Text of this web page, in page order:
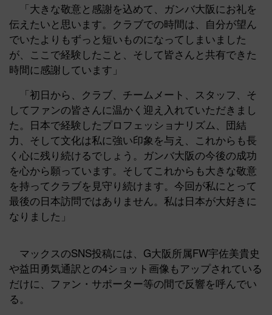
「大きな敬意と感謝を込めて、ガンバ大阪にお礼を
伝えたいと思います。クラブでの時間は、自分が望ん
でいたよりもずっと短いものになってしまいました
が、ここで経験したこと、そして皆さんと共有できた
時間に感謝しています」
「初日から、クラブ、チームメート、スタッフ、そ
してファンの皆さんに温かく迎え入れていただきまし
た。日本で経験したプロフェッショナリズム、団結
力、そして文化は私に強い印象を与え、これからも長
く心に残り続けるでしょう。ガンバ大阪の今後の成功
を心から願っています。そしてこれからも大きな敬意
を持ってクラブを見守り続けます。今回が私にとって
最後の日本訪問ではありません。私は日本が大好きに
なりました」
マックスのSNS投稿には、G大阪所属FW宇佐美貴史
や益田勇気通訳との4ショット画像もアップされている
だけに、ファン・サポーター等の間で反響を呼んでい
る。